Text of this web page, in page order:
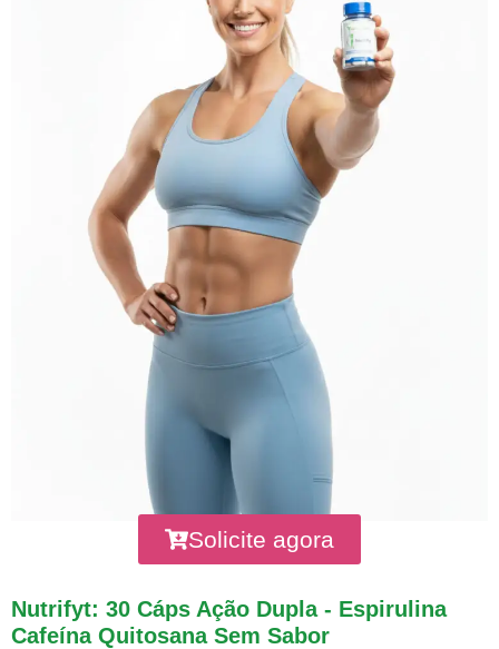
Solicite agora
Nutrifyt: 30 Cáps Ação Dupla - Espirulina
Cafeína Quitosana Sem Sabor